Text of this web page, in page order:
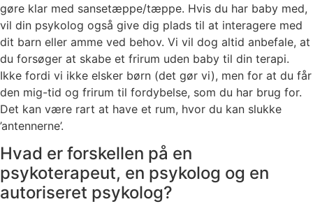
gøre klar med sansetæppe/tæppe. Hvis du har baby med,
vil din psykolog også give dig plads til at interagere med
dit barn eller amme ved behov. Vi vil dog altid anbefale, at
du forsøger at skabe et frirum uden baby til din terapi.
Ikke fordi vi ikke elsker børn (det gør vi), men for at du får
den mig-tid og frirum til fordybelse, som du har brug for.
Det kan være rart at have et rum, hvor du kan slukke
’antennerne’.
Hvad er forskellen på en
psykoterapeut, en psykolog og en
autoriseret psykolog?